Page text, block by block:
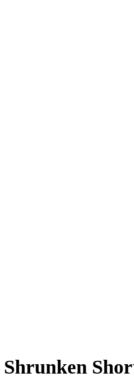
Shrunken